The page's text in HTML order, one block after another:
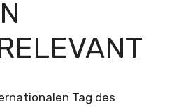
Tag des